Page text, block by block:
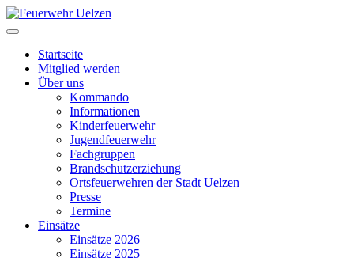
Startseite
Mitglied werden
Über uns
Kommando
Informationen
Kinderfeuerwehr
Jugendfeuerwehr
Fachgruppen
Brandschutzerziehung
Ortsfeuerwehren der Stadt Uelzen
Presse
Termine
Einsätze
Einsätze 2026
Einsätze 2025